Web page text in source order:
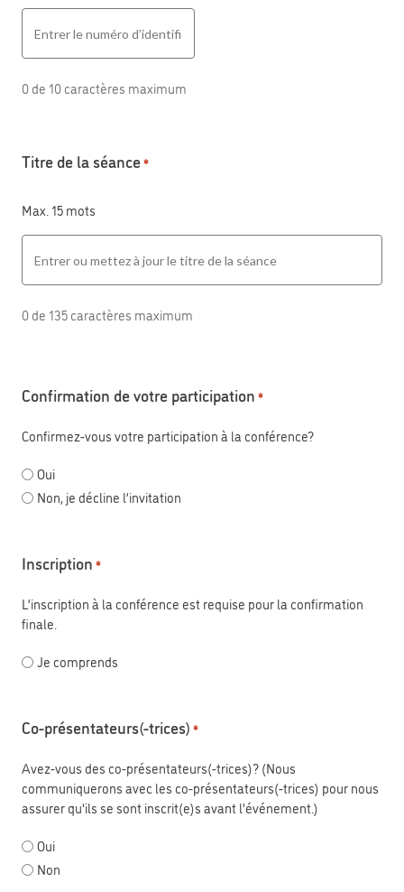
0 de 10 caractères maximum
Titre de la séance*
Max. 15 mots
0 de 135 caractères maximum
Confirmation de votre participation *
Confirmez-vous votre participation à la conférence?
Oui
Non, je décline l’invitation
Inscription *
L’inscription à la conférence est requise pour la confirmation
finale.
Je comprends
Co-présentateurs(-trices) *
Avez-vous des co-présentateurs(-trices)? (Nous
communiquerons avec les co-présentateurs(-trices) pour nous
assurer qu'ils se sont inscrit(e)s avant l'événement.)
Oui
Non